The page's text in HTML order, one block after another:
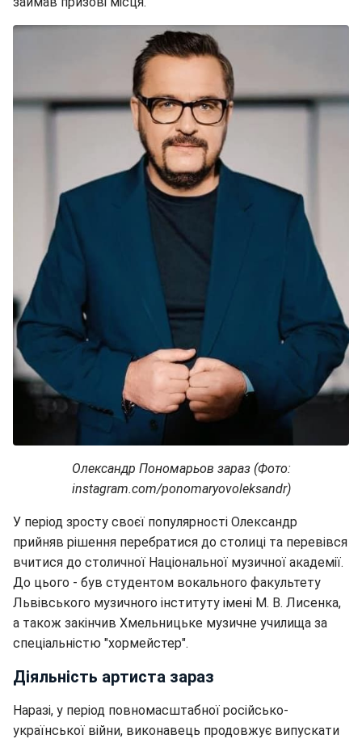
Олександр Пономарьов зараз (Фото:
instagram.com/ponomaryovoleksandr)
У період зросту своєї популярності Олександр
прийняв рішення перебратися до столиці та перевівся
вчитися до столичної Національної музичної академії.
До цього - був студентом вокального факультету
Львівського музичного інституту імені М. В. Лисенка,
а також закінчив Хмельницьке музичне училища за
спеціальністю "хормейстер".
Діяльність артиста зараз
Наразі, у період повномасштабної російсько-
української війни, виконавець продовжує випускати